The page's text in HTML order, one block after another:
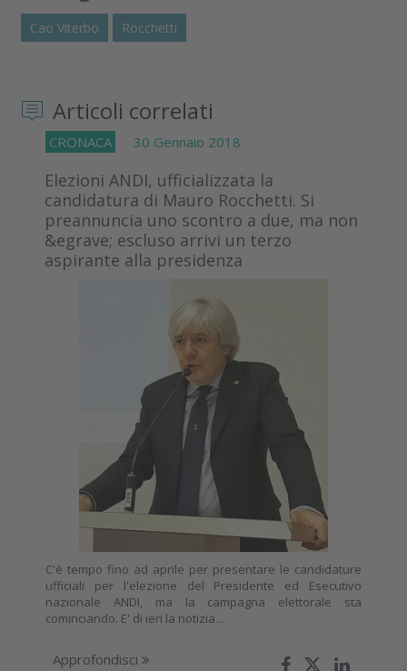
Cao Viterbo Rocchetti
Articoli correlati
CRONACA 30 Gennaio 2018
Elezioni ANDI, ufficializzata la
candidatura di Mauro Rocchetti. Si
preannuncia uno scontro a due, ma non
&egrave; escluso arrivi un terzo
aspirante alla presidenza
C'è tempo fino ad aprile per presentare le candidature
ufficiali per l'elezione del Presidente ed Esecutivo
nazionale ANDI, ma la campagna elettorale sta
cominciando. E' di ieri la notizia...
Approfondisci